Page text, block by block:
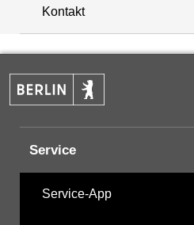
+
−
Kontakt
Service
Service-App